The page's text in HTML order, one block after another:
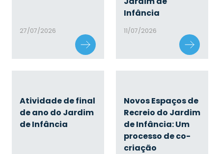
27/07/2026
Infância
11/07/2026
Atividade de final
de ano do Jardim
de Infância
Novos Espaços de
Recreio do Jardim
de Infância: Um
processo de co-
criação